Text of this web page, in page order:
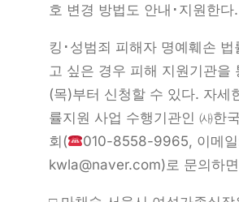
호 변경 방법도 안내･지원한다.
킹･성범죄 피해자 명예훼손 법
고 싶은 경우 피해 지원기관을
(목)부터 신청할 수 있다. 자세
률지원 사업 수행기관인 ㈔한
회(
010-8558-9965, 이메
kwla@naver.com)로 문의하